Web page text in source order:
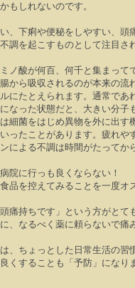
もしれないのです。
、下痢や便秘をしやすい、頭
調を起こすものとして注目さ
ノ酸が何百、何千と集まっ
から吸収されるのが本来の
にたとえられます。通常で
なった状態だと、大きい分子
細菌をはじめ異物を外に出
ったことがあります。疲れや
による不調は時間がたってか
院に行っも良くならない！
品を控えてみることを一度オ
痛持ちです」という方がとて
、なるべく薬に頼らないで痛
、ちょっとした日常生活の習
くすることも「予防」になり